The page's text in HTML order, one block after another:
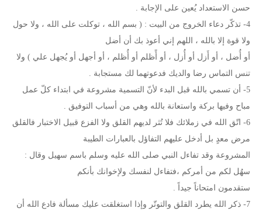
حسن الاستعداد يُعين على الإجابة .
4- تذكّر دعاء الخروج من البيت : ( بسم الله ، توكلت على الله ، ولا حول
ولا قوة إلا بالله ، اللهم إني أعوذ بك أن أضل
أو أُضل ، أو أَزل أو أُزل ، أو أًظلم أو أُظلم ، أو أجهل أو يُجهل علي ) ولا
تنس التماس رضا والديك فدعوتهما لك مستجابة .
5- أن تسمي بالله قبل البدء لأنّ التسمية مشروعة في ابتداء كلّ عمل
مباح وفيها بركة واستعانة بالله وهي من أسباب التوفيق .
6- اتّق الله في زملائك فلا تُثر لديهم القلق ولا الفزع قبيل الاختبار فالقلق
مرض معدٍ بل أدخل عليهم التفاؤل بالعبارات الطيبة
المشروعة وقد تفاءل النبي صلى الله عليه وسلم باسم سهيل وقال :
سهُل لكم من أمركم ،فتفاءل لنفسك ولإخوانك بأنكم
ستقدمون امتحاناً جيداً .
7- ذكر الله يطرد القلق والتوتّر وإذا استغلقت عليك مسألة فادع الله أن